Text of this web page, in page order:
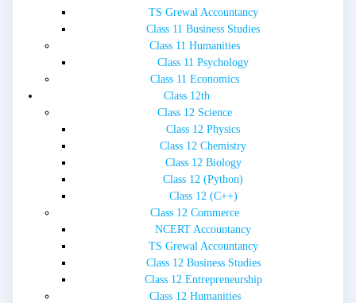
TS Grewal Accountancy
Class 11 Business Studies
Class 11 Humanities
Class 11 Psychology
Class 11 Economics
Class 12th
Class 12 Science
Class 12 Physics
Class 12 Chemistry
Class 12 Biology
Class 12 (Python)
Class 12 (C++)
Class 12 Commerce
NCERT Accountancy
TS Grewal Accountancy
Class 12 Business Studies
Class 12 Entrepreneurship
Class 12 Humanities